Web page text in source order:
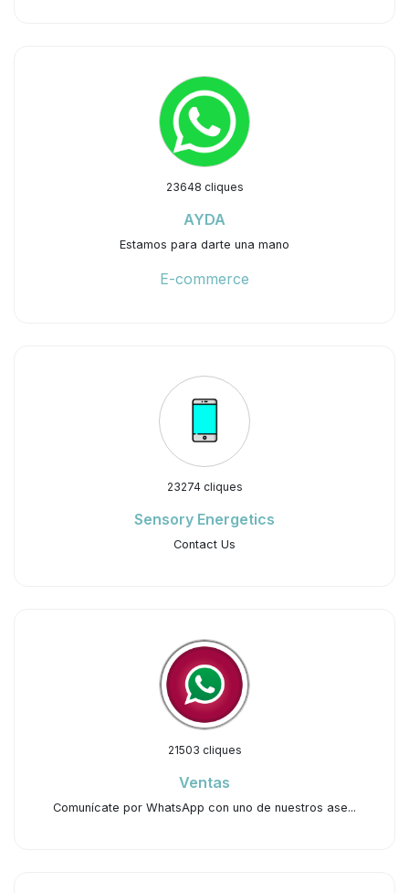
23648 cliques
AYDA
Estamos para darte una mano
E-commerce
23274 cliques
Sensory Energetics
Contact Us
21503 cliques
Ventas
Comunícate por WhatsApp con uno de nuestros ase...